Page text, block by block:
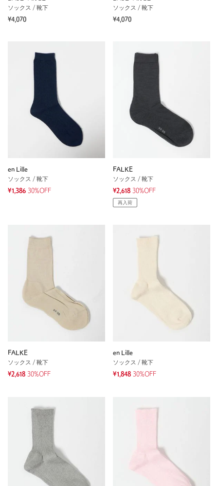
ソックス / 靴下
¥4,070
ソックス / 靴下
¥4,070
en Lille
ソックス / 靴下
¥1,386 30%OFF
FALKE
ソックス / 靴下
¥2,618 30%OFF
再入荷
FALKE
ソックス / 靴下
¥2,618 30%OFF
en Lille
ソックス / 靴下
¥1,848 30%OFF